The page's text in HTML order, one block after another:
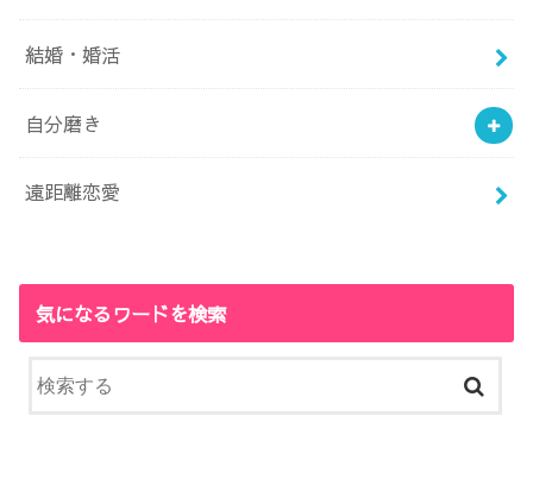
結婚・婚活
自分磨き
遠距離恋愛
気になるワードを検索